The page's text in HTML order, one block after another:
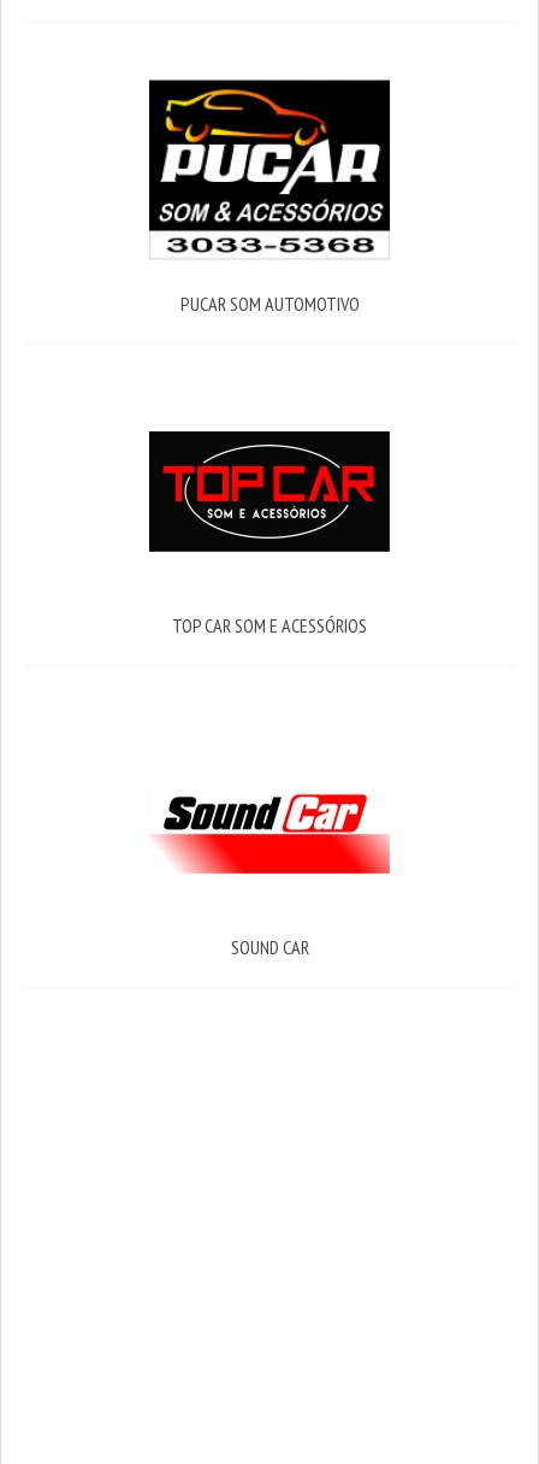
PUCAR SOM AUTOMOTIVO
TOP CAR SOM E ACESSÓRIOS
SOUND CAR